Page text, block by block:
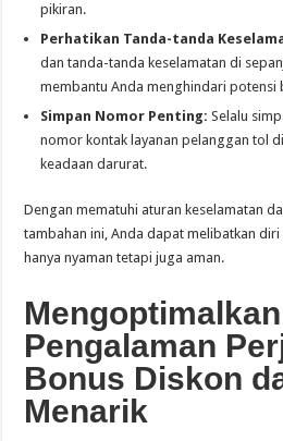
pikiran.
Perhatikan Tanda-tanda
dan tanda-tanda keselamatan di
membantu Anda menghindari potensi
Simpan Nomor Penting: Selalu
nomor kontak layanan pelanggan tol
keadaan darurat.
Dengan mematuhi aturan keselamatan
tambahan ini, Anda dapat melibatkan
hanya nyaman tetapi juga aman.
Mengoptimalkan
Pengalaman
Bonus Diskon
Menarik